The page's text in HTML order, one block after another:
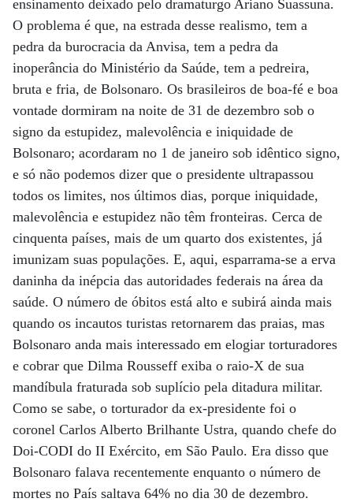
ensinamento deixado pelo dramaturgo Ariano Suassuna.
O problema é que, na estrada desse realismo, tem a
pedra da burocracia da Anvisa, tem a pedra da
inoperância do Ministério da Saúde, tem a pedreira,
bruta e fria, de Bolsonaro. Os brasileiros de boa-fé e boa
vontade dormiram na noite de 31 de dezembro sob o
signo da estupidez, malevolência e iniquidade de
Bolsonaro; acordaram no 1 de janeiro sob idêntico signo,
e só não podemos dizer que o presidente ultrapassou
todos os limites, nos últimos dias, porque iniquidade,
malevolência e estupidez não têm fronteiras. Cerca de
cinquenta países, mais de um quarto dos existentes, já
imunizam suas populações. E, aqui, esparrama-se a erva
daninha da inépcia das autoridades federais na área da
saúde. O número de óbitos está alto e subirá ainda mais
quando os incautos turistas retornarem das praias, mas
Bolsonaro anda mais interessado em elogiar torturadores
e cobrar que Dilma Rousseff exiba o raio-X de sua
mandíbula fraturada sob suplício pela ditadura militar.
Como se sabe, o torturador da ex-presidente foi o
coronel Carlos Alberto Brilhante Ustra, quando chefe do
Doi-CODI do II Exército, em São Paulo. Era disso que
Bolsonaro falava recentemente enquanto o número de
mortes no País saltava 64% no dia 30 de dezembro.